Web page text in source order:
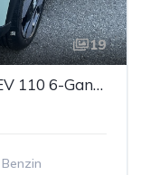
19
FIAT Grande Panda Hybrid mHEV 110 6-Gang eDCT LaPrima
Benzin